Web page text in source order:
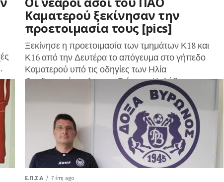
Καματερού ξεκίνησαν την
προετοιμασία τους [pics]
Ξεκίνησε η προετοιμασία των τμημάτων Κ18 και
Κ16 από την Δευτέρα το απόγευμα στο γήπεδο
Καματερού υπό τις οδηγίες των Ηλία
Θεοδωρακόπουλου και Γιώργου Καλύβα
Ε.Π.Σ.Α 7 έτη ago